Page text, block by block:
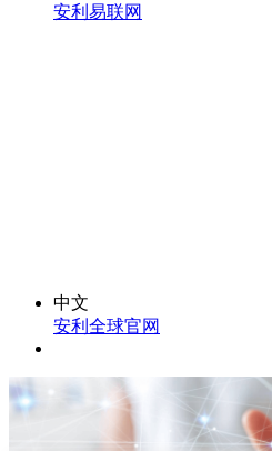
安利易联网
中文
安利全球官网